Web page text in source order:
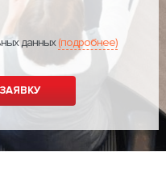
данных(подробнее)